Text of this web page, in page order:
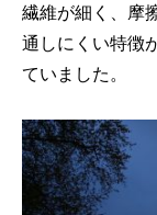
繊維が細く、摩
通しにくい特徴
ていました。